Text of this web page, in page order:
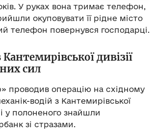
У руках вона тримає телефон,
окуповувати її рідне місто
телефон повернувся господарці.
дивізії
сил
проводив операцію на східному
водій з Кантемирівської
у полоненого знайшли
зі стразами.